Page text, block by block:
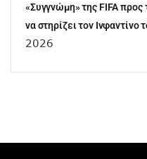
«Συγγνώμη» της FIFA προς
να στηρίζει τον Ινφαντίνο
2026